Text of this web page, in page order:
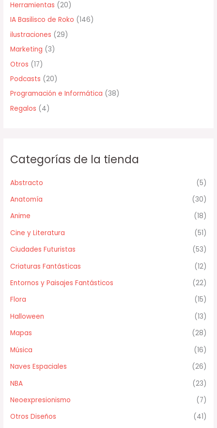
r
:
Herramientas (20)
IA Basilisco de Roko (146)
ilustraciones (29)
Marketing (3)
Otros (17)
Podcasts (20)
Programación e Informática (38)
Regalos (4)
Categorías de la tienda
Abstracto
(5)
Anatomía
(30)
Anime
(18)
Cine y Literatura
(51)
Ciudades Futuristas
(53)
Criaturas Fantásticas
(12)
Entornos y Paisajes Fantásticos
(22)
Flora
(15)
Halloween
(13)
Mapas
(28)
Música
(16)
Naves Espaciales
(26)
NBA
(23)
Neoexpresionismo
(7)
Otros Diseños
(41)